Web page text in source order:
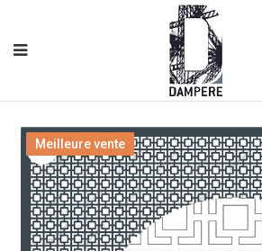
Meilleure vente
Panneau de gestion des cookies